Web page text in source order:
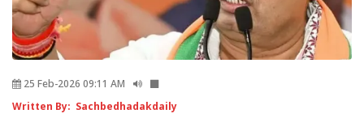
25 Feb-2026 09:11 AM
Written By: Sachbedhadakdaily